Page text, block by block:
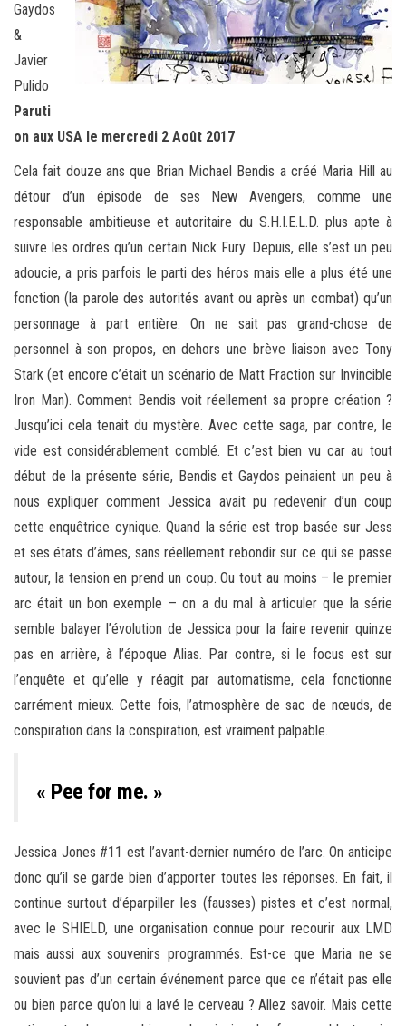
Gaydos
&
Javier
Pulido
Paruti
on aux USA le mercredi 2 Août 2017
Cela fait douze ans que Brian Michael Bendis a créé Maria Hill au
détour d’un épisode de ses New Avengers, comme une
responsable ambitieuse et autoritaire du S.H.I.E.L.D. plus apte à
suivre les ordres qu’un certain Nick Fury. Depuis, elle s’est un peu
adoucie, a pris parfois le parti des héros mais elle a plus été une
fonction (la parole des autorités avant ou après un combat) qu’un
personnage à part entière. On ne sait pas grand-chose de
personnel à son propos, en dehors une brève liaison avec Tony
Stark (et encore c’était un scénario de Matt Fraction sur Invincible
Iron Man). Comment Bendis voit réellement sa propre création ?
Jusqu’ici cela tenait du mystère. Avec cette saga, par contre, le
vide est considérablement comblé. Et c’est bien vu car au tout
début de la présente série, Bendis et Gaydos peinaient un peu à
nous expliquer comment Jessica avait pu redevenir d’un coup
cette enquêtrice cynique. Quand la série est trop basée sur Jess
et ses états d’âmes, sans réellement rebondir sur ce qui se passe
autour, la tension en prend un coup. Ou tout au moins – le premier
arc était un bon exemple – on a du mal à articuler que la série
semble balayer l’évolution de Jessica pour la faire revenir quinze
pas en arrière, à l’époque Alias. Par contre, si le focus est sur
l’enquête et qu’elle y réagit par automatisme, cela fonctionne
carrément mieux. Cette fois, l’atmosphère de sac de nœuds, de
conspiration dans la conspiration, est vraiment palpable.
« Pee for me. »
Jessica Jones #11 est l’avant-dernier numéro de l’arc. On anticipe
donc qu’il se garde bien d’apporter toutes les réponses. En fait, il
continue surtout d’éparpiller les (fausses) pistes et c’est normal,
avec le SHIELD, une organisation connue pour recourir aux LMD
mais aussi aux souvenirs programmés. Est-ce que Maria ne se
souvient pas d’un certain événement parce que ce n’était pas elle
ou bien parce qu’on lui a lavé le cerveau ? Allez savoir. Mais cette